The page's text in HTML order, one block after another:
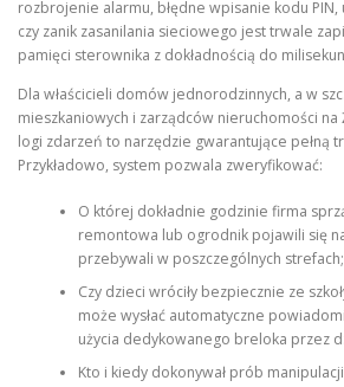
rozbrojenie alarmu, błędne wpisanie kodu
czy zanik zasanilania sieciowego jest trwale
pamięci sterownika z dokładnością do
Dla właścicieli domów jednorodzinnych, a w
mieszkaniowych i zarządców nieruchomości
logi zdarzeń to narzędzie gwarantujące pełną
Przykładowo, system pozwala zweryfikować:
O której dokładnie godzinie firma
remontowa lub ogrodnik pojawili się
przebywali w poszczególnych strefach;
Czy dzieci wróciły bezpiecznie ze
może wysłać automatyczne
użycia dedykowanego breloka przez
Kto i kiedy dokonywał prób